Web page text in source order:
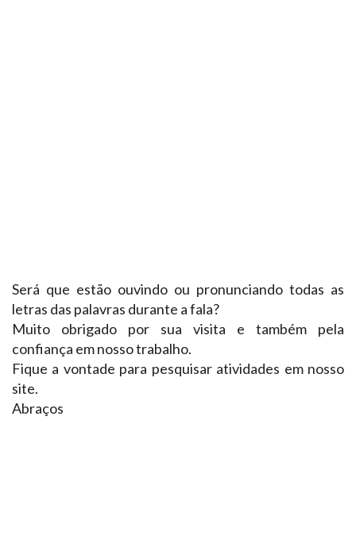
Será que estão ouvindo ou pronunciando todas as
letras das palavras durante a fala?
Muito obrigado por sua visita e também pela
confiança em nosso trabalho.
Fique a vontade para pesquisar atividades em nosso
site.
Abraços